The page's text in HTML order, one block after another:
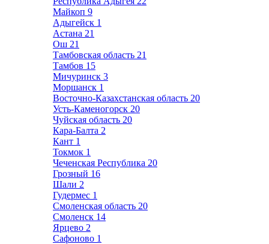
Майкоп 9
Адыгейск 1
Астана 21
Ош 21
Тамбовская область 21
Тамбов 15
Мичуринск 3
Моршанск 1
Восточно-Казахстанская область 20
Усть-Каменогорск 20
Чуйская область 20
Кара-Балта 2
Кант 1
Токмок 1
Чеченская Республика 20
Грозный 16
Шали 2
Гудермес 1
Смоленская область 20
Смоленск 14
Ярцево 2
Сафоново 1